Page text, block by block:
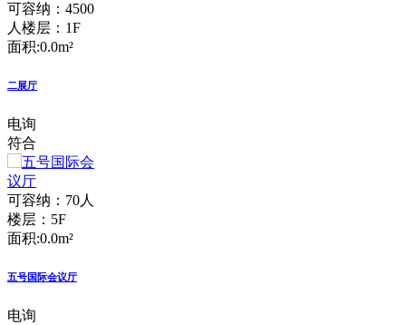
可容纳：4500
人 楼层：1F
面积:0.0m²
二展厅
电询
符合
可容纳：70人
楼层：5F
面积:0.0m²
五号国际会议厅
电询